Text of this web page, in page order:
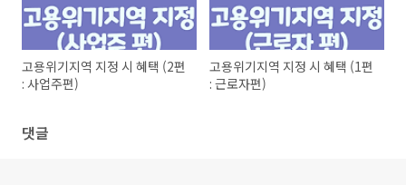
고용위기지역 지정 시 혜택 (2편
: 사업주편)
고용위기지역 지정 시 혜택 (1편
: 근로자편)
댓글